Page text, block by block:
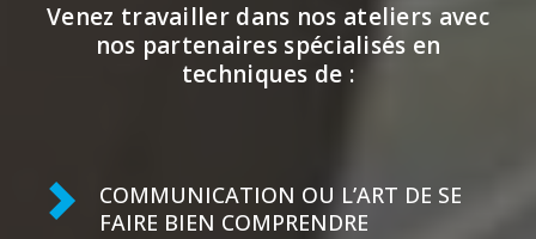
Venez travailler dans nos ateliers avec
nos partenaires spécialisés en
techniques de :
COMMUNICATION OU L’ART DE SE
FAIRE BIEN COMPRENDRE